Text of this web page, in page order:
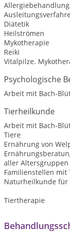
Allergiebehandlung
Diätetik
Heilströmen
Mykotherapie
Reiki
Vitalpilze.
Psychologische
Arbeit mit Bach-
Tierheilkunde
Arbeit mit Bach-
Tiere
Ernährung von
aller Altersgruppen
Familienstellen mit
Naturheilkunde für
Tiertherapie